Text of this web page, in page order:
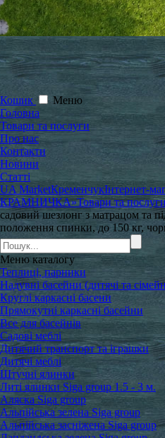
Кошик
Меню
Головна
Товари та послуги
Про нас
Контакти
Новини
Статті
UA MarketКременчукІнтернет-
КРАМНИЧКА»Товари та
садовий шезлонг з матрацом та
положення спинки, до 150 кг,
Меню каталогу
Теплиці, парники
Надувні басейни (дитячі та
Круглі каркасні басени
Прямокутні каркасні басейни
Все для басейнів
Садові меблі
Дитячий транспорт та іграшки
Дитячі меблі
Штучні ялинки
Литі ялинки Siga group 1.5 - 3 м.
Аляска Siga group
Альпійська зелена Siga group
Альпійська засніжена Siga group